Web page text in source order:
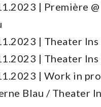
| Première
| Theater Ins
| Theater Ins
| Work in
Blau / Theater